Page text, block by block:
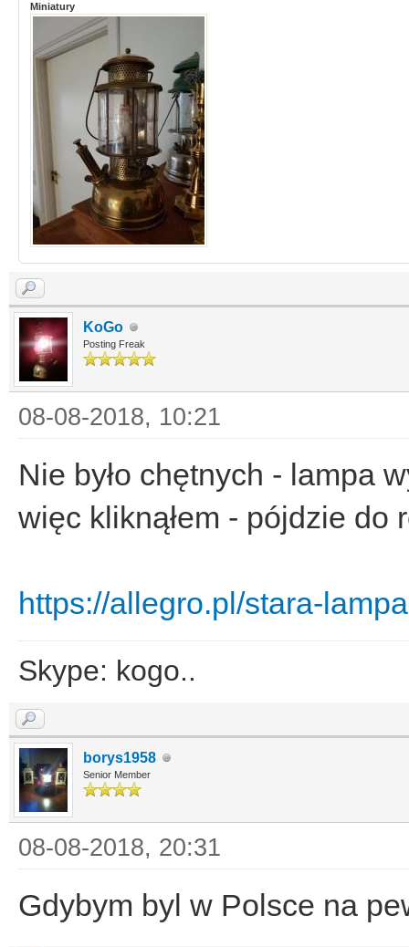
Miniatury
KoGo
Posting Freak
08-08-2018, 10:21
Nie było chętnych - lampa
więc kliknąłem - pójdzie do
https://allegro.pl/stara-
Skype: kogo..
borys1958
Senior Member
08-08-2018, 20:31
Gdybym byl w Polsce na